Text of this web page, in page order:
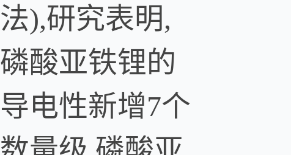
法),研究表明,
磷酸亚铁锂的
导电性新增7个